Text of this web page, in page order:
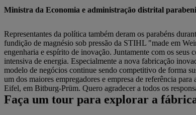
Ministra da Economia e administração distrital
Representantes da política também deram os parabéns
fundição de magnésio sob pressão da STIHL "made em
engenharia e espírito de inovação. Juntamente com os
intensiva de energia. Especialmente a nova fabricação
modelo de negócios continue sendo competitivo de forma
um dos maiores empregadores e empresa de referência
Eifel, em Bitburg-Prüm. Quero agradecer a todos os
Faça um tour para explorar a